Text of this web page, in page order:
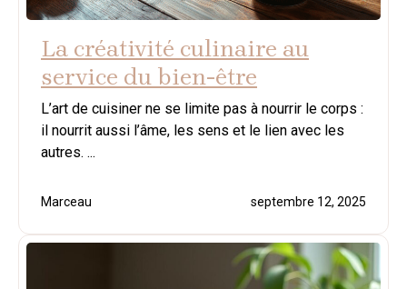
La créativité culinaire au
service du bien-être
L’art de cuisiner ne se limite pas à nourrir le corps :
il nourrit aussi l’âme, les sens et le lien avec les
autres. ...
Marceau septembre 12, 2025